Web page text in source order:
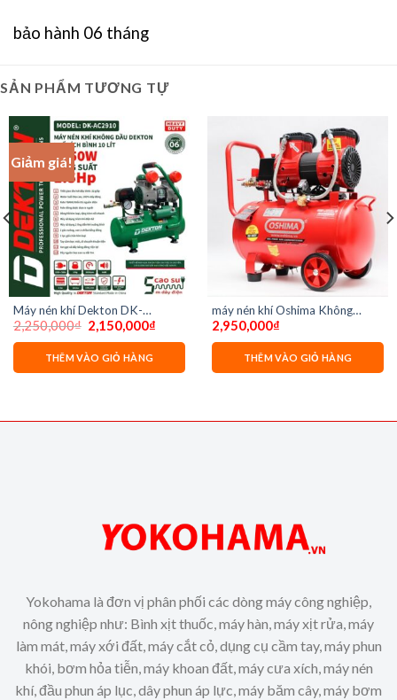
bảo hành 06 tháng
SẢN PHẨM TƯƠNG TỰ
Giảm giá!
Máy nén khí Dekton DK-
AC2910 (không dầu)
2,250,000₫ Giá
gốc
là:
2,250,000₫.
2,150,000₫
tại
2,150,000₫.
THÊM VÀO GIỎ HÀNG
máy nén khí Oshima Không
dầu 30 lít nhanh tua
2,950,000₫
THÊM VÀO GIỎ HÀNG
Yokohama là đơn vị phân phối các dòng máy công nghiệp,
nông nghiệp như: Bình xịt thuốc, máy hàn, máy xịt rửa, máy
làm mát, máy xới đất, máy cắt cỏ, dụng cụ cầm tay, máy phun
khói, bơm hỏa tiễn, máy khoan đất, máy cưa xích, máy nén
khí, đầu phun áp lục, dây phun áp lực, máy băm cây, máy bơm